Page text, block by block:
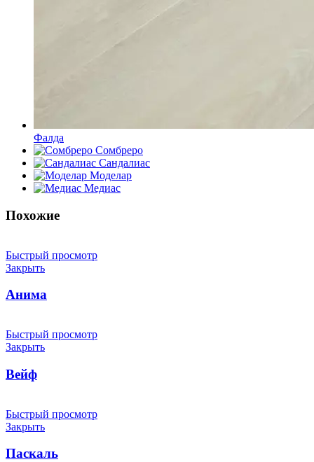
Фалда
Сомбреро
Сандалиас
Моделар
Медиас
Похожие
Быстрый просмотр
Закрыть
Анима
Быстрый просмотр
Закрыть
Вейф
Быстрый просмотр
Закрыть
Паскаль